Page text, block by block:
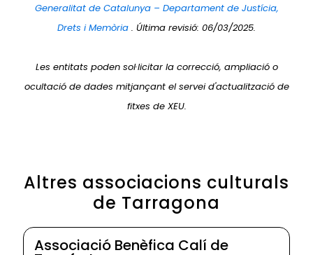
Generalitat de Catalunya – Departament de Justícia,
Drets i Memòria . Última revisió: 06/03/2025.
Les entitats poden sol·licitar la correcció, ampliació o
ocultació de dades mitjançant el servei d'actualització de
fitxes de XEU.
Altres associacions culturals
de Tarragona
Associació Benèfica Calí de